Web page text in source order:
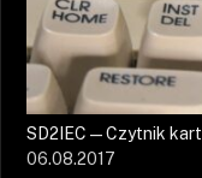
SD2IEC — Czytnik
06.08.2017